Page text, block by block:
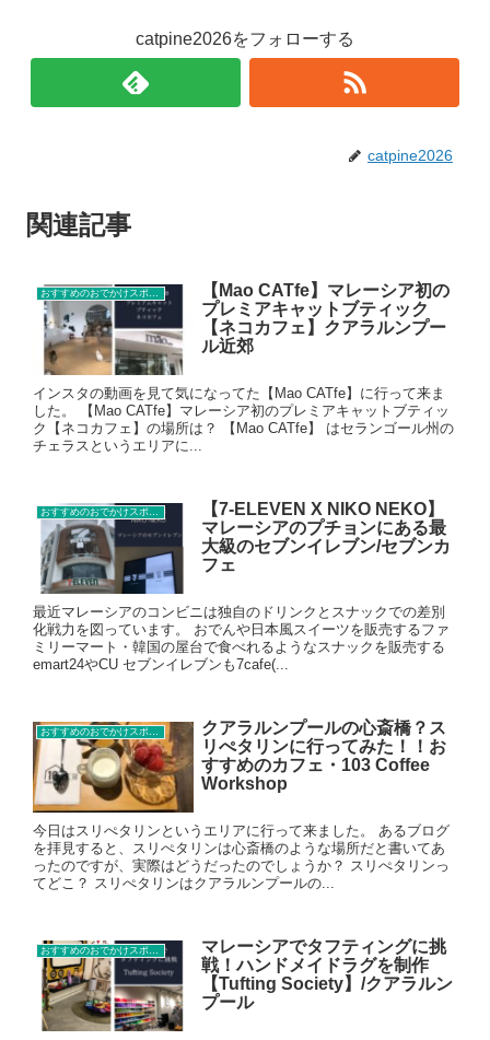
catpine2026をフォローする
catpine2026
関連記事
おすすめのおでかけスポット
【Mao CATfe】マレーシア初の
プレミアキャットブティック
【ネコカフェ】クアラルンプー
ル近郊
インスタの動画を見て気になってた【Mao CATfe】に行って来ま
した。 【Mao CATfe】マレーシア初のプレミアキャットブティッ
ク【ネコカフェ】の場所は？ 【Mao CATfe】 はセランゴール州の
チェラスというエリアに...
おすすめのおでかけスポット
【7-ELEVEN X NIKO NEKO】
マレーシアのプチョンにある最
大級のセブンイレブン/セブンカ
フェ
最近マレーシアのコンビニは独自のドリンクとスナックでの差別
化戦力を図っています。 おでんや日本風スイーツを販売するファ
ミリーマート・韓国の屋台で食べれるようなスナックを販売する
emart24やCU セブンイレブンも7cafe(...
おすすめのおでかけスポット
クアラルンプールの心斎橋？ス
リぺタリンに行ってみた！！お
すすめのカフェ・103 Coffee
Workshop
今日はスリぺタリンというエリアに行って来ました。 あるブログ
を拝見すると、スリぺタリンは心斎橋のような場所だと書いてあ
ったのですが、実際はどうだったのでしょうか？ スリぺタリンっ
てどこ？ スリぺタリンはクアラルンプールの...
おすすめのおでかけスポット
マレーシアでタフティングに挑
戦！ハンドメイドラグを制作
【Tufting Society】/クアラルン
プール